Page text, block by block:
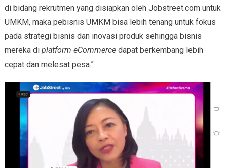
di bidang rekrutmen yang disiapkan oleh Jobstreet.com untuk
UMKM, maka pebisnis UMKM bisa lebih tenang untuk fokus
pada strategi bisnis dan inovasi produk sehingga bisnis
mereka di platform eCommercedapat berkembang lebih
cepat dan melesat pesa.”